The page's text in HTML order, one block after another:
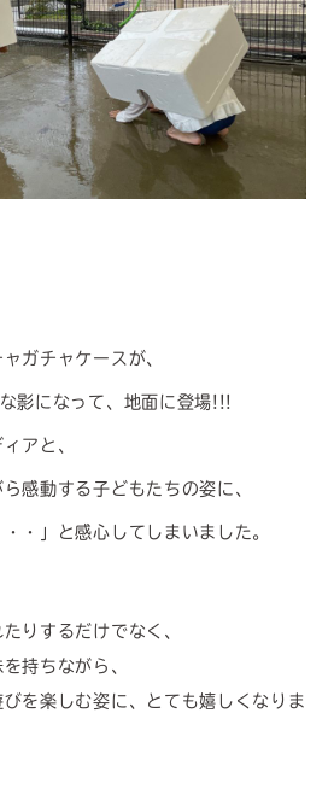
ガチャケースが、
影になって、地面に登場!!!
アと、
感動する子どもたちの姿に、
・」と感心してしまいました。
りするだけでなく、
持ちながら、
を楽しむ姿に、とても嬉しくなりま